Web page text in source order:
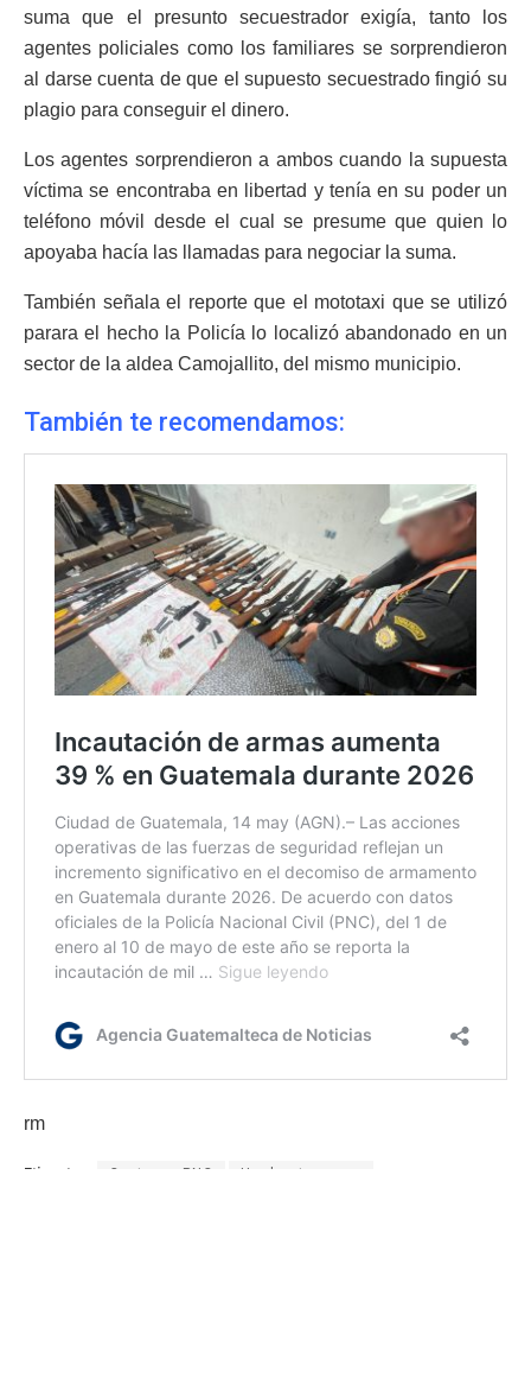
suma que el presunto secuestrador exigía, tanto los
agentes policiales como los familiares se sorprendieron
al darse cuenta de que el supuesto secuestrado fingió su
plagio para conseguir el dinero.
Los agentes sorprendieron a ambos cuando la supuesta
víctima se encontraba en libertad y tenía en su poder un
teléfono móvil desde el cual se presume que quien lo
apoyaba hacía las llamadas para negociar la suma.
También señala el reporte que el mototaxi que se utilizó
parara el hecho la Policía lo localizó abandonado en un
sector de la aldea Camojallito, del mismo municipio.
También te recomendamos:
rm
Etiquetas: Capturas PNC Huehuetenango